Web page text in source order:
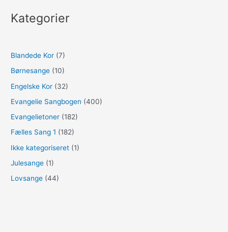
Kategorier
Blandede Kor (7)
Børnesange (10)
Engelske Kor (32)
Evangelie Sangbogen (400)
Evangelietoner (182)
Fælles Sang 1 (182)
Ikke kategoriseret (1)
Julesange (1)
Lovsange (44)